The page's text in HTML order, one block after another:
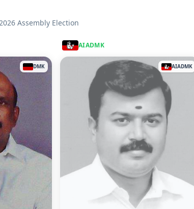
Assembly Election
DMK
AIADMK
AIADMK